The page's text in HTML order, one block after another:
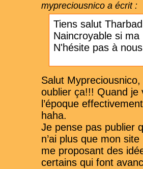
mypreciousnico a écrit :
Tiens salut
Naincroyable si
N'hésite pas à
Salut
oublier ça!!! Quand je
l’époque
haha.
Je pense pas publier
n’ai plus que mon
me proposant des
certains qui font